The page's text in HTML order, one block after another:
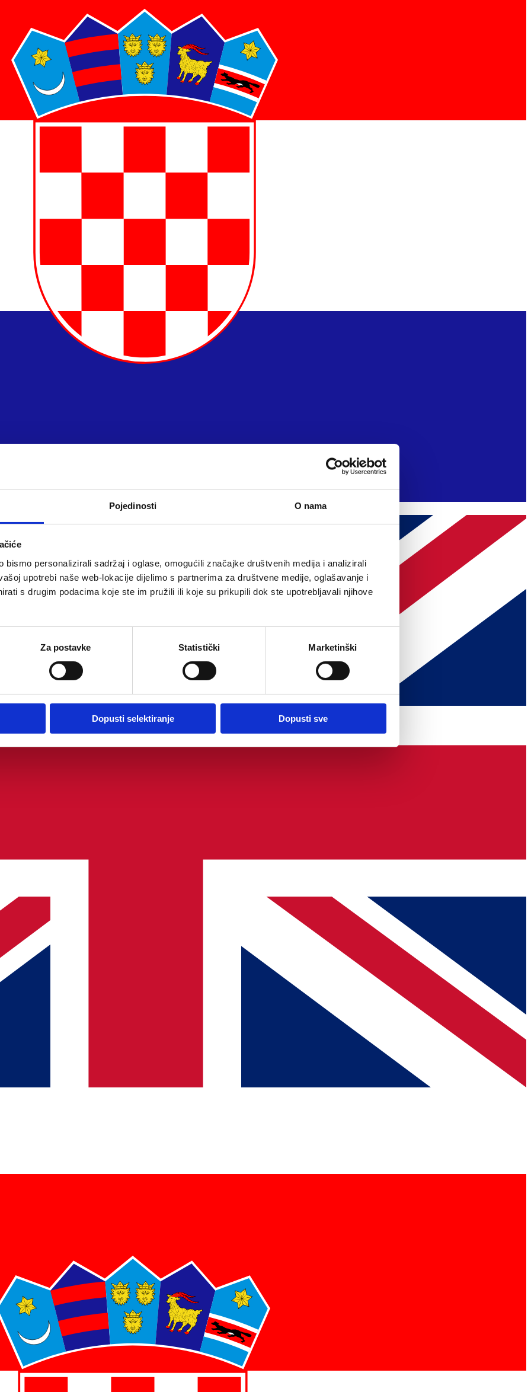
Pojedinosti O nama
bismo personalizirali sadržaj i oglase, omogućili značajke društvenih medija i analizirali
upotrebi naše web-lokacije dijelimo s partnerima za društvene medije, oglašavanje i
s drugim podacima koje ste im pružili ili koje su prikupili dok ste upotrebljavali njihove
Za postavke Statistički Marketinški
Dopusti selektiranje Dopusti sve